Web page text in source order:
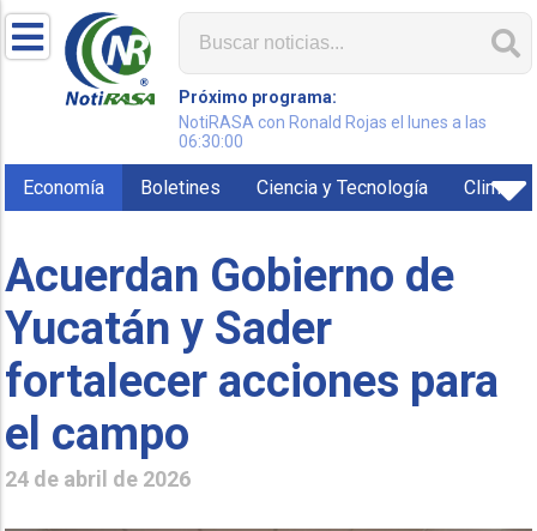
Próximo programa:
NotiRASA con Ronald Rojas el lunes a las
06:30:00
Economía Boletines Ciencia y Tecnología Clima
Acuerdan Gobierno de
Yucatán y Sader
fortalecer acciones para
el campo
24 de abril de 2026